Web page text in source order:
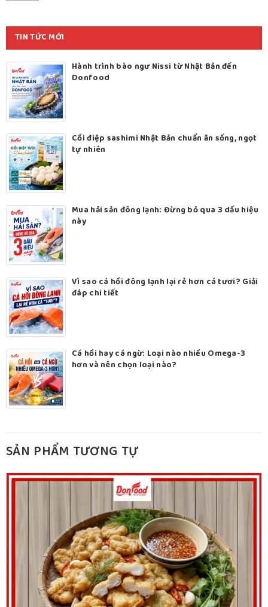
TIN TỨC MỚI
Hành trình bào ngư Nissi từ Nhật Bản đến
Donfood
Cồi điệp sashimi Nhật Bản chuẩn ăn sống, ngọt
tự nhiên
Mua hải sản đông lạnh: Đừng bỏ qua 3 dấu hiệu
này
Vì sao cá hồi đông lạnh lại rẻ hơn cá tươi? Giải
đáp chi tiết
Cá hồi hay cá ngừ: Loại nào nhiều Omega-3
hơn và nên chọn loại nào?
SẢN PHẨM TƯƠNG TỰ